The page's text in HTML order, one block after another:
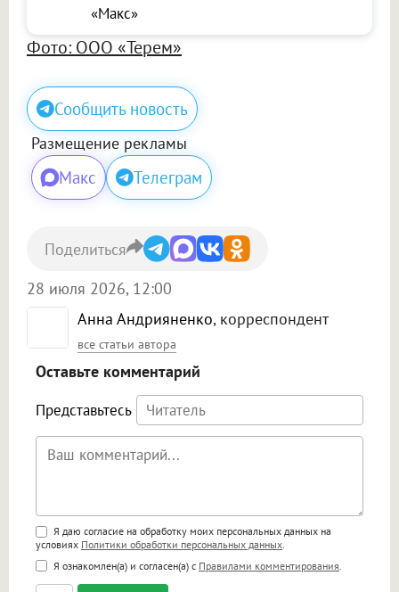
«Макс»
Фото: ООО «Терем»
Сообщить новость
Размещение рекламы
Макс Телеграм
Анна Андрияненко, корреспондент
все статьи автора
28 июля 2026, 12:00
Поделиться
Оставьте комментарий
Представьтесь
Поддержка HTML
<b>, <strong>, <u>, <i>, <em>, <s>, <big>,
<small>, <sup>, <sub>, <pre>, <ul>, <ol>, <li>,
Я даю согласие на обработку моих персональных данных на
условиях Политики обработки персональных данных
Я ознакомлен(а) и согласен(а) с Правилами комментирования